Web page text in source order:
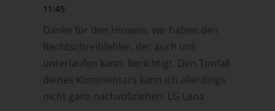
11:45
Danke für den Hinweis, wir haben den
Rechtschreibfehler, der auch uns
unterlaufen kann, berichtigt. Den Tonfall
deines Kommentars kann ich allerdings
nicht ganz nachvollziehen. LG Lena